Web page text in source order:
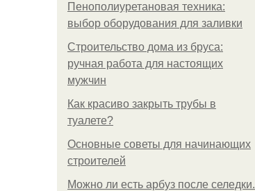
Пенополиуретановая техника:
выбор оборудования для заливки
Строительство дома из бруса:
ручная работа для настоящих
мужчин
Как красиво закрыть трубы в
туалете?
Основные советы для начинающих
строителей
Можно ли есть арбуз после селедки.